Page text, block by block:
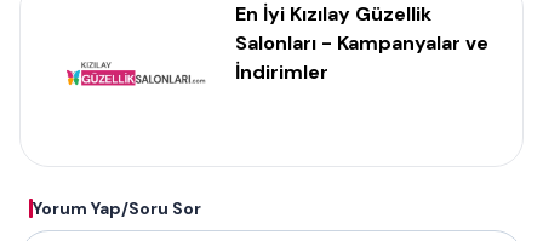
En İyi Kızılay Güzellik
Salonları - Kampanyalar ve
İndirimler
Yorum Yap/Soru Sor